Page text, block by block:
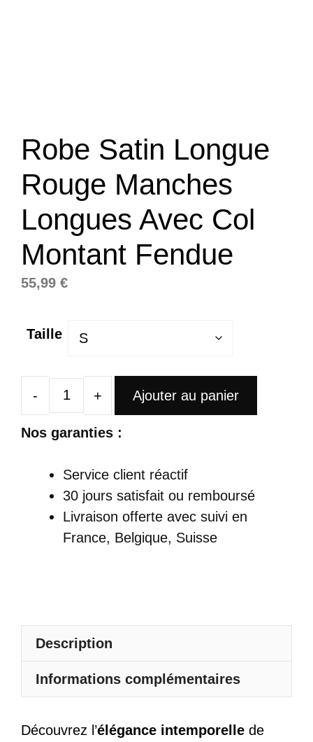
Robe Satin Longue
Rouge Manches
Longues Avec Col
Montant Fendue
55,99 €
Taille
quantité
Satin
Longue
Rouge
Manches
Ajouter au panier
Nos garanties :
Service client réactif
30 jours satisfait ou remboursé
Livraison offerte avec suivi en
France, Belgique, Suisse
Description
Informations complémentaires
Découvrez l’élégance intemporelle de